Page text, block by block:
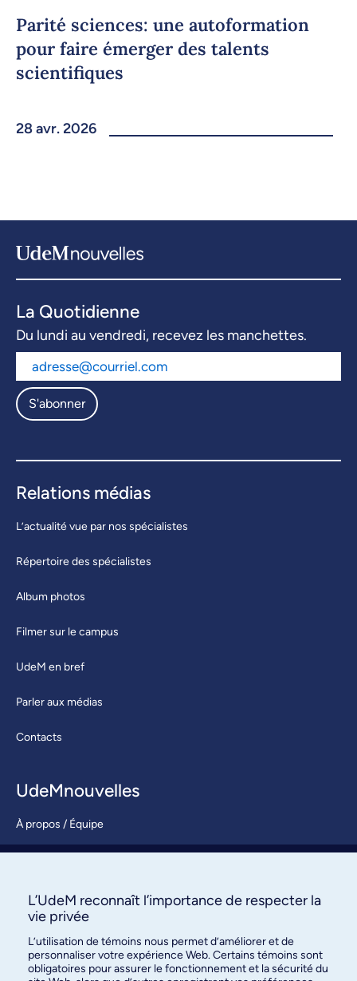
Parité sciences: une autoformation
pour faire émerger des talents
scientifiques
28 avr. 2026
La Quotidienne
Du lundi au vendredi, recevez les manchettes.
S'abonner
Relations médias
L’actualité vue par nos spécialistes
Répertoire des spécialistes
Album photos
Filmer sur le campus
UdeM en bref
Parler aux médias
Contacts
UdeMnouvelles
À propos / Équipe
S’abonner
L’UdeM reconnaît l’importance de respecter la
vie privée
L’utilisation de témoins nous permet d’améliorer et de
personnaliser votre expérience Web. Certains témoins sont
obligatoires pour assurer le fonctionnement et la sécurité du